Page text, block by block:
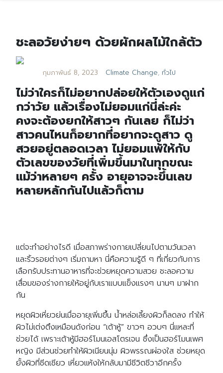
ชะลอวัยง่ายๆ ด้วยผักผลไม้ใกล้ตัว
กุมภาพันธ์ 8, 2023 Climate Change, ทั่วไป
ไม่ว่าใครก็ไม่อยากปล่อยให้ตัวเองดูแก่
กว่าวัย แล้วเรื่องไม่ยอมแก่นี่ล่ะค่ะ
คงจะต้องยกให้สาวๆ กันเลย ก็ไม่ว่า
สาวคนไหนก็อยากที่อยากจะดูสาว ดู
สวยอยู่ตลอดเวลา ไม่ยอมแพ้ให้กับ
ตัวเลขของวัยที่เพิ่มขึ้นมาในทุกขณะ
แม้ว่าหลายๆ ครั้ง อายุอาจจะขึ้นเลข
หลายหลักกันไปแล้วก็ตาม
แต่จะทำอย่างไรดี เมื่อสภาพร่างกายเปลี่ยนไปตามวันเวลา
และริ้วรอยต่างๆ เริ่มถามหา นี่คือความรู้ดี ๆ ที่เกี่ยวกับการ
เลือกรับประทานอาหารที่จะช่วยหยุดความสวย ชะลอความ
เสื่อมของร่างกายให้อยู่กับเราแบบแข็งแรงๆ นานๆ มาฝาก
กัน
หยุดผิวเหี่ยวย่นเมื่ออายุเพิ่มขึ้น น้ำหล่อเลี้ยงผิวก็ลดลง ทำให้
ผิวไม่เต่งตึงเหมือนดังก่อน “เต้าหู้” ขาวๆ อวบๆ นี่แหละที่
ช่วยได้ เพราะเต้าหู้มีฮอร์โมนเอสโตรเจน ซึ่งเป็นฮอร์โมนเพศ
หญิง มีส่วนช่วยทำให้ผิวเนียนนุ่ม ผิวพรรณผ่องใส ช่วยหยุด
ยั้งผิวที่ซีดเซียว เหี่ยวแห้งให้กลับมามีชีวิตชีวาอีกครั้ง